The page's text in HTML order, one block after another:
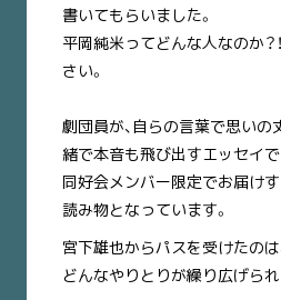
書いてもらいました。
平岡純米ってどんな人なのか？
さい。
劇団員が、自らの言葉で思いの
緒で本音も飛び出すエッセイで
同好会メンバー限定でお届け
読み物となっています。
宮下雄也からパスを受けたのは
どんなやりとりが繰り広げら